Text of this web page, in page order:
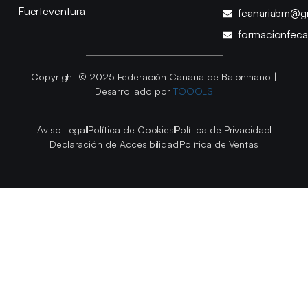
Fuerteventura
Copyright © 2025 Federación Canaria de Balonmano |
Desarrollado por TOOOLS
Aviso LegalPolítica de CookiesPolítica de Privacidad
Declaración de AccesibilidadPolítica de Ventas